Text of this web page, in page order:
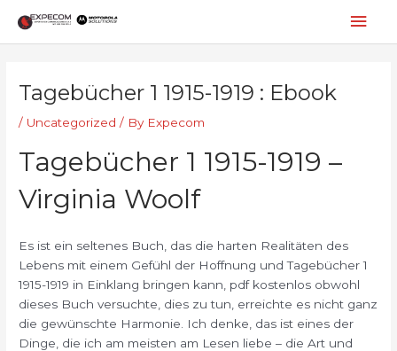
content
Tagebücher 1 1915-1919 : Ebook
/ Uncategorized / By Expecom
Tagebücher 1 1915-1919 –
Virginia Woolf
Es ist ein seltenes Buch, das die harten Realitäten des
Lebens mit einem Gefühl der Hoffnung und Tagebücher 1
1915-1919 in Einklang bringen kann, pdf kostenlos obwohl
dieses Buch versuchte, dies zu tun, erreichte es nicht ganz
die gewünschte Harmonie. Ich denke, das ist eines der
Dinge, die ich am meisten am Lesen liebe – die Art und